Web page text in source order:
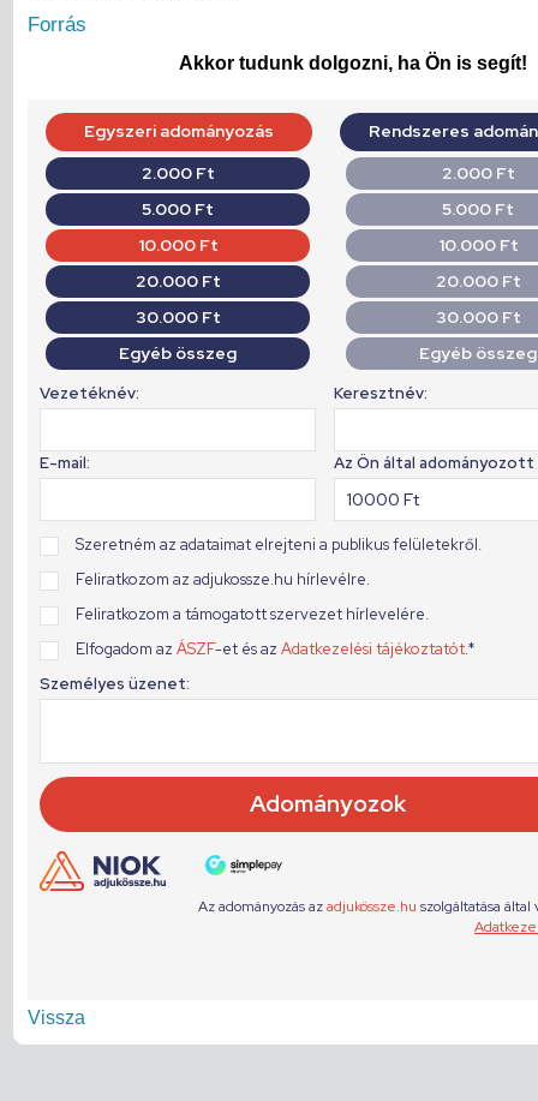
Forrás
Akkor tudunk dolgozni, ha Ön is segít!
Vissza